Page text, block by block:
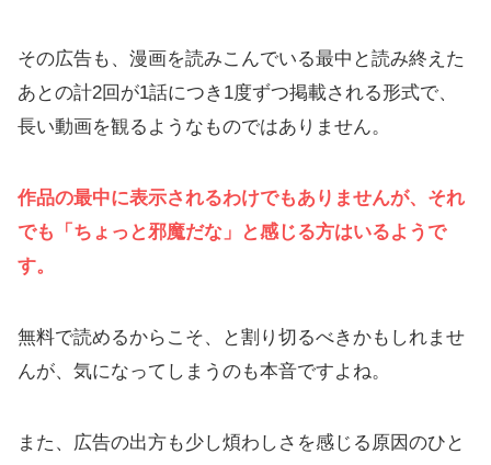
その広告も、漫画を読みこんでいる最中と読み終えた
あとの計2回が1話につき1度ずつ掲載される形式で、
長い動画を観るようなものではありません。
作品の最中に表示されるわけでもありませんが、それ
でも「ちょっと邪魔だな」と感じる方はいるようで
す。
無料で読めるからこそ、と割り切るべきかもしれませ
んが、気になってしまうのも本音ですよね。
また、広告の出方も少し煩わしさを感じる原因のひと